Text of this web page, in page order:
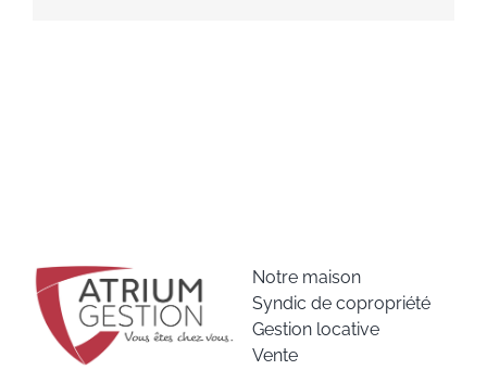
Notre maison
Syndic de copropriété
Gestion locative
Vente